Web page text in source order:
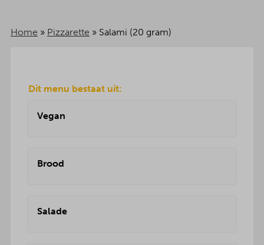
Home » Pizzarette » Salami (20 gram)
Dit menu bestaat uit:
Vegan
Brood
Salade